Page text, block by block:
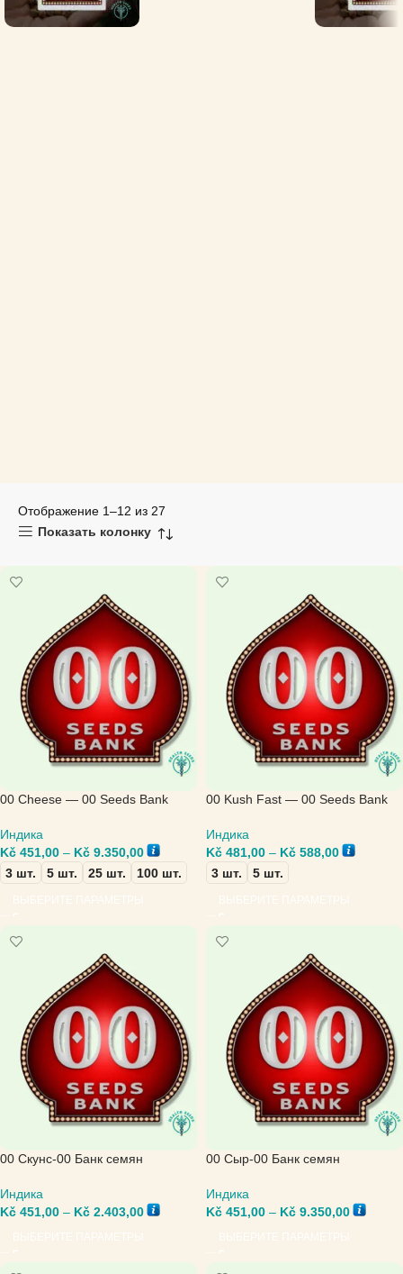
Отображение 1–12 из 27
Показать колонку
00 Cheese — 00 Seeds Bank
Индика
Kč 451,00 – Kč 9.350,00
3 шт.
5 шт. 25 шт. 100 шт.
00 Kush Fast — 00 Seeds Bank
Индика
Kč 481,00 – Kč 588,00
3 шт.
5 шт.
00 Скунс-00 Банк семян
Индика
Kč 451,00 – Kč 2.403,00
00 Сыр-00 Банк семян
Индика
Kč 451,00 – Kč 9.350,00